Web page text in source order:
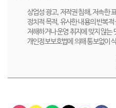
상업성 광고, 저작권 침해, 저속한
정치적 목적, 유사한 내용의 반복
저해하거나 운영 취지에 맞지 않는
개인정보보호법에 의해 통보없이